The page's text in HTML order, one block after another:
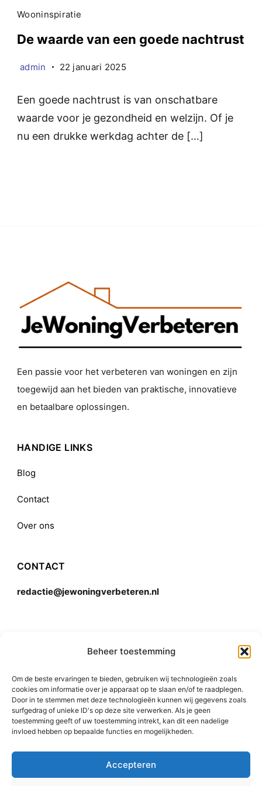
Beheer toestemming
Om de beste ervaringen te bieden, gebruiken wij technologieën zoals
cookies om informatie over je apparaat op te slaan en/of te raadplegen.
Door in te stemmen met deze technologieën kunnen wij gegevens zoals
surfgedrag of unieke ID's op deze site verwerken. Als je geen
toestemming geeft of uw toestemming intrekt, kan dit een nadelige
invloed hebben op bepaalde functies en mogelijkheden.
Accepteren
Wooninspiratie
De waarde van een goede nachtrust
admin 22 januari 2025
Een goede nachtrust is van onschatbare
waarde voor je gezondheid en welzijn. Of je
nu een drukke werkdag achter de […]
Een passie voor het verbeteren van woningen en zijn
toegewijd aan het bieden van praktische, innovatieve
en betaalbare oplossingen.
HANDIGE LINKS
Blog
Contact
Over ons
CONTACT
redactie@jewoningverbeteren.nl
Disclaimer